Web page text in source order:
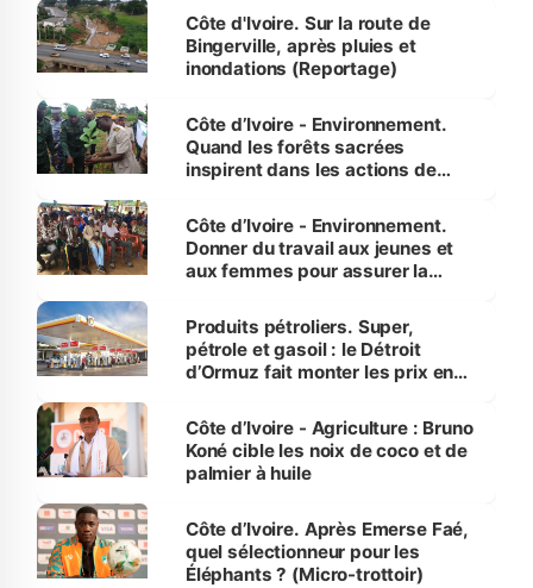
(Alassane Ouattara
Côte d'Ivoire. Sur la route de
Bingerville, après pluies et
inondations (Reportage)
Côte d’Ivoire - Environnement.
Quand les forêts sacrées
inspirent dans les actions de
Côte d’Ivoire - Environnement.
Donner du travail aux jeunes et
aux femmes pour assurer la
menacées
Produits pétroliers. Super,
pétrole et gasoil : le Détroit
d’Ormuz fait monter les prix en
Côte d’Ivoire - Agriculture : Bruno
Koné cible les noix de coco et de
palmier à huile
Côte d’Ivoire. Après Emerse Faé,
quel sélectionneur pour les
Éléphants ? (Micro-trottoir)